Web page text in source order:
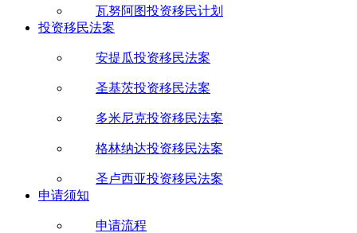
瓦努阿图投资移民计划
投资移民法案
安提瓜投资移民法案
圣基茨投资移民法案
多米尼克投资移民法案
格林纳达投资移民法案
圣卢西亚投资移民法案
申请须知
申请流程